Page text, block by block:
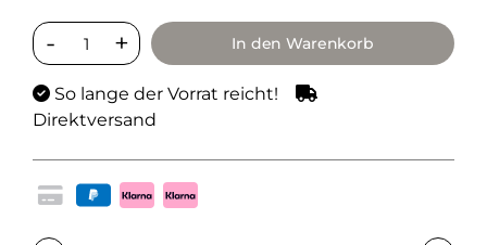
In den Warenkorb
So lange der Vorrat reicht!
Direktversand